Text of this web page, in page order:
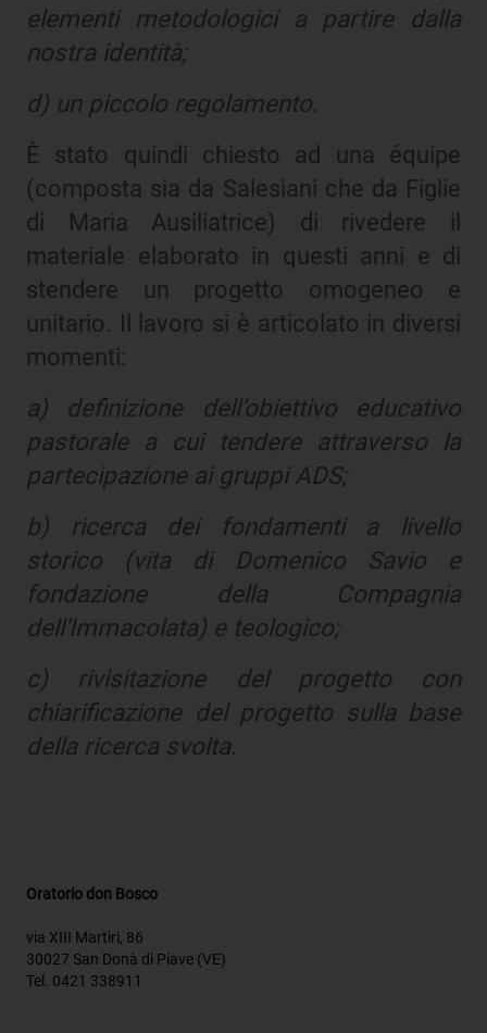
elementi metodologici a partire dalla
nostra identità;
d) un piccolo regolamento.
È stato quindi chiesto ad una équipe
(composta sia da Salesiani che da Figlie
di Maria Ausiliatrice) di rivedere il
materiale elaborato in questi anni e di
stendere un progetto omogeneo e
unitario. Il lavoro si è articolato in diversi
momenti:
a) definizione dell’obiettivo educativo
pastorale a cui tendere attraverso la
partecipazione ai gruppi ADS;
b) ricerca dei fondamenti a livello
storico (vita di Domenico Savio e
fondazione della Compagnia
dell’Immacolata) e teologico;
c) rivisitazione del progetto con
chiarificazione del progetto sulla base
della ricerca svolta.
Oratorio don Bosco
via XIII Martiri, 86
30027 San Donà di Piave (VE)
Tel. 0421 338911